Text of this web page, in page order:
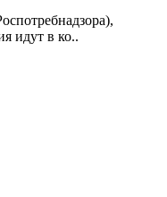
идут в ко..